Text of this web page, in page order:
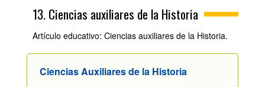
13. Ciencias auxiliares de la Historia
Artículo educativo: Ciencias auxiliares de la Historia.
Ciencias Auxiliares de la Historia